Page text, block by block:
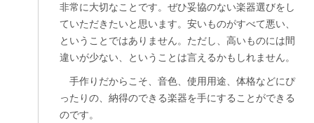
非常に大切なことです。ぜひ妥協のない楽器選びをし
ていただきたいと思います。安いものがすべて悪い、
ということではありません。ただし、高いものには間
違いが少ない、ということは言えるかもしれません。
手作りだからこそ、音色、使用用途、体格などにぴ
ったりの、納得のできる楽器を手にすることができる
のです。